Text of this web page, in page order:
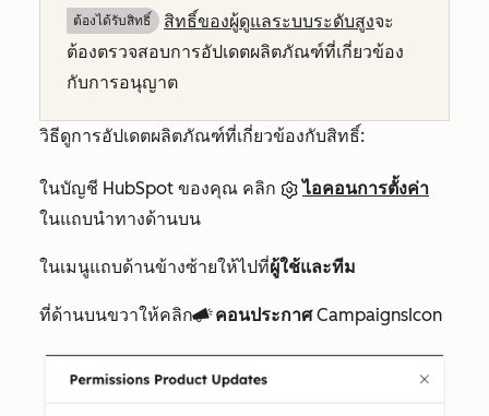
ต้องได้รับสิทธิ์​ สิทธิ์ของผู้ดูแลระบบระดับสูงจะ
ต้องตรวจสอบการอัปเดตผลิตภัณฑ์ที่เกี่ยวข้อง
กับการอนุญาต
วิธีดูการอัปเดตผลิตภัณฑ์ที่เกี่ยวข้องกับสิทธิ์:
ในบัญชี HubSpot ของคุณ คลิก
ไอคอนการตั้งค่า
ในแถบนำทางด้านบน
ในเมนูแถบด้านข้างซ้ายให้ไปที่ผู้ใช้และทีม
ที่ด้านบนขวาให้คลิกcampaignsIconคอนประกาศCampaignsIcon